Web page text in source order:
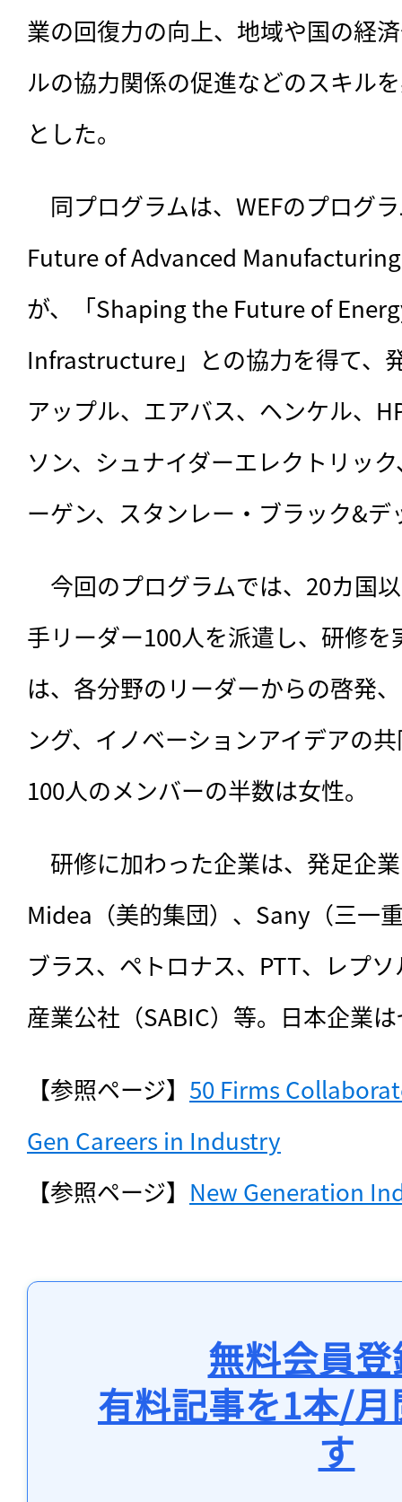
業の回復力の向上、地域や国の経
ルの協力関係の促進などのスキル
とした。
同プログラムは、WEFのプログ
Future of Advanced
が、「Shaping the Future of
Infrastructure」との協力を得て、
アップル、エアバス、ヘンケル、
ソン、シュナイダーエレクトリッ
ーゲン、スタンレー・ブラック&
今回のプログラムでは、20カ国
手リーダー100人を派遣し、研修
は、各分野のリーダーからの啓発
ング、イノベーションアイデアの
100人のメンバーの半数は女性。
研修に加わった企業は、発足企
Midea（美的集団）、Sany（三一
ブラス、ペトロナス、PTT、レプ
産業公社（SABIC）等。日本企業
【参照ページ】 50 Firms
Gen Careers in Industry
【参照ページ】 New Generation
無料会員
有料記事を1本/
す